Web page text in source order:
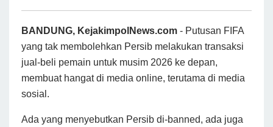
BANDUNG, KejakimpolNews.com - Putusan FIFA
yang tak membolehkan Persib melakukan transaksi
jual-beli pemain untuk musim 2026 ke depan,
membuat hangat di media online, terutama di media
sosial.
Ada yang menyebutkan Persib di-banned, ada juga